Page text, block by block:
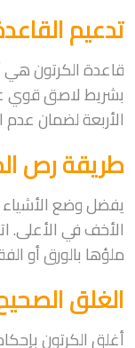
تدعيم
قاعدة الكرتون هي
الأربعة لضمان عدم
طريقة رص
يفضل وضع الأشياء
الأخف في الأعلى.
ملؤها بالورق أو
الغلق
أغلق الكرتون